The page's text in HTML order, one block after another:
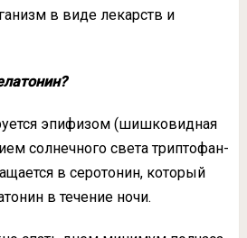
в виде лекарств и
эпифизом (шишковидная
солнечного света триптофан-
в серотонин, который
в течение ночи.